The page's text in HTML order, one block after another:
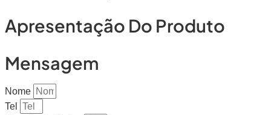
Apresentação Do Produto
Mensagem
Nome
Tel